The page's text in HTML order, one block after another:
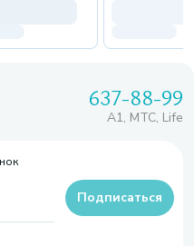
637-88-99
A1, МТС, Life
Подписаться